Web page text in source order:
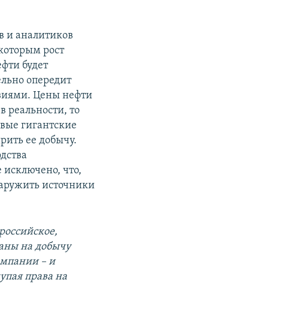
и аналитиков
рост
будет
опередит
Цены нефти
реальности, то
гигантские
ее добычу.
что,
источники
на добычу
– и
права на